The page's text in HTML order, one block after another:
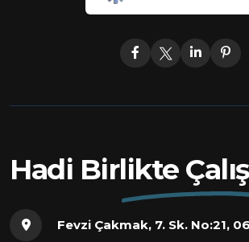
Hadi Birlikte
Fevzi Çakmak, 7. Sk. No:21,